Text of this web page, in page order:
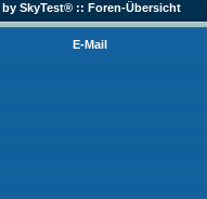
SkyTest® :: Foren-Übersicht
E-Mail